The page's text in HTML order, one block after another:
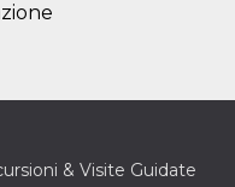
& Visite Guidate